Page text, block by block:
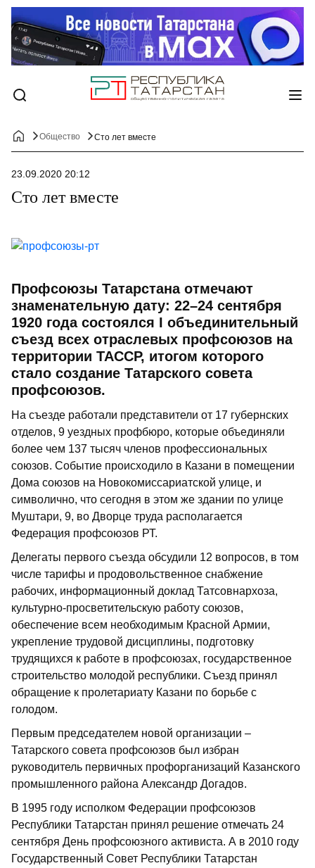
Общество Сто лет вместе
23.09.2020 20:12
Сто лет вместе
Профсоюзы Татарстана отмечают
знаменательную дату: 22–24 сентября
1920 года состоялся I объединительный
съезд всех отраслевых профсоюзов на
территории ТАССР, итогом которого
стало создание Татарского совета
профсоюзов.
На съезде работали представители от 17 губернских
отделов, 9 уездных профбюро, которые объединяли
более чем 137 тысяч членов профессиональных
союзов. Событие происходило в Казани в помещении
Дома союзов на Новокомиссариатской улице, и
символично, что сегодня в этом же здании по улице
Муштари, 9, во Дворце труда располагается
Федерация профсоюзов РТ.
Делегаты первого съезда обсудили 12 вопросов, в том
числе тарифы и продовольственное снабжение
рабочих, информационный доклад Татсовнархоза,
культурно-просветительскую работу союзов,
обеспечение всем необходимым Красной Армии,
укрепление трудовой дисциплины, подготовку
трудящихся к работе в проф­союзах, государственное
строительство молодой республики. Съезд принял
обращение к пролетариату Казани по борьбе с
голодом.
Первым председателем новой организации –
Татарского совета профсоюзов был избран
руководитель первичных профорганизаций Казанского
промышленного района Александр Догадов.
В 1995 году исполком Федерации профсоюзов
Республики Татарстан принял решение отмечать 24
сентября День профсоюзного активиста. А в 2010 году
Государственный Совет Республики Татарстан